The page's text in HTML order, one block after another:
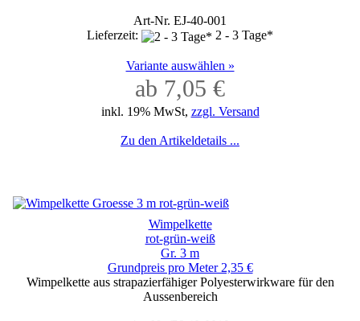
Art-Nr. EJ-40-001
Lieferzeit:
2 - 3 Tage*
Variante auswählen »
ab 7,05 €
inkl. 19% MwSt, zzgl. Versand
Zu den Artikeldetails ...
Wimpelkette
rot-grün-weiß
Gr. 3 m
Grundpreis pro Meter 2,35 €
Wimpelkette aus strapazierfähiger Polyesterwirkware für den
Aussenbereich